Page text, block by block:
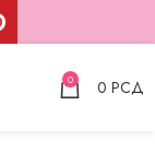
0 0 РСД